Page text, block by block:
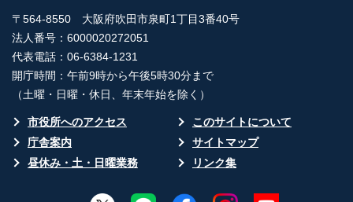
〒564-8550 大阪府吹田市泉町1丁目3番40号
法人番号：6000020272051
代表電話：06-6384-1231
開庁時間：午前9時から午後5時30分まで
（土曜・日曜・休日、年末年始を除く）
市役所へのアクセス
このサイトについて
庁舎案内
サイトマップ
昼休み・土・日曜業務
リンク集